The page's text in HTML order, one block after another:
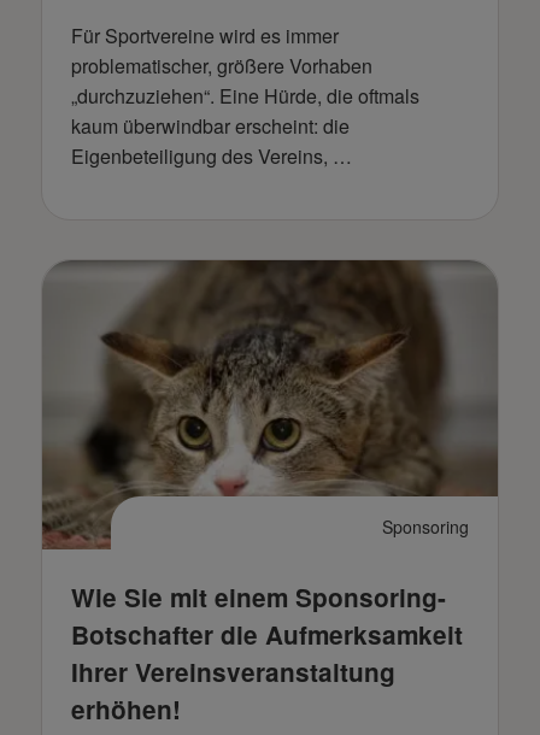
Für Sportvereine wird es immer
problematischer, größere Vorhaben
„durchzuziehen“. Eine Hürde, die oftmals
kaum überwindbar erscheint: die
Eigenbeteiligung des Vereins, …
Sponsoring
Wie Sie mit einem Sponsoring-
Botschafter die Aufmerksamkeit
Ihrer Vereinsveranstaltung
erhöhen!